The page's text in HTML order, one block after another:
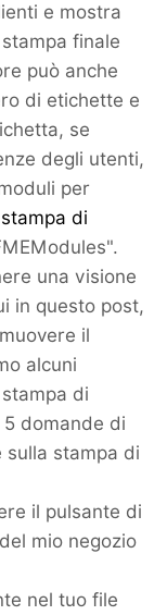
e mostra
finale
può anche
di etichette e
se
degli utenti,
per
di
una visione
in questo post,
il
alcuni
di
domande di
sulla stampa di
il pulsante di
mio negozio
nel tuo file